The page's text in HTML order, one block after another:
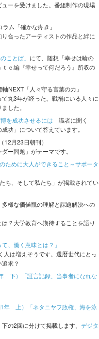
ューを受けました。番組制作の現場
ム「確かな疼き」
合ったアーティストの作品と絆に
ことば」 にて、随想「幸せは輪の
ｅ編『幸せって何だろう』所収の
NEXT「人々守る言葉の力」
丸3年が経った。戦禍にいる人々に
した。
を成功させるには 識者に聞く
功」について答えています。
（12月23日朝刊）
ー問題」がテーマです。
ために大人ができること～サポータ
ち、そして私たち」が掲載されてい
多様な価値観の理解と課題解決への
？大学教育へ期待することを語り
、働く意味とは？」
人は増えそうです。還暦世代にとっ
求？
下）「証言記録、当事者になれな
年 上）「ネタニヤフ政権、海を泳
の2回に分けて掲載します。 デジタ